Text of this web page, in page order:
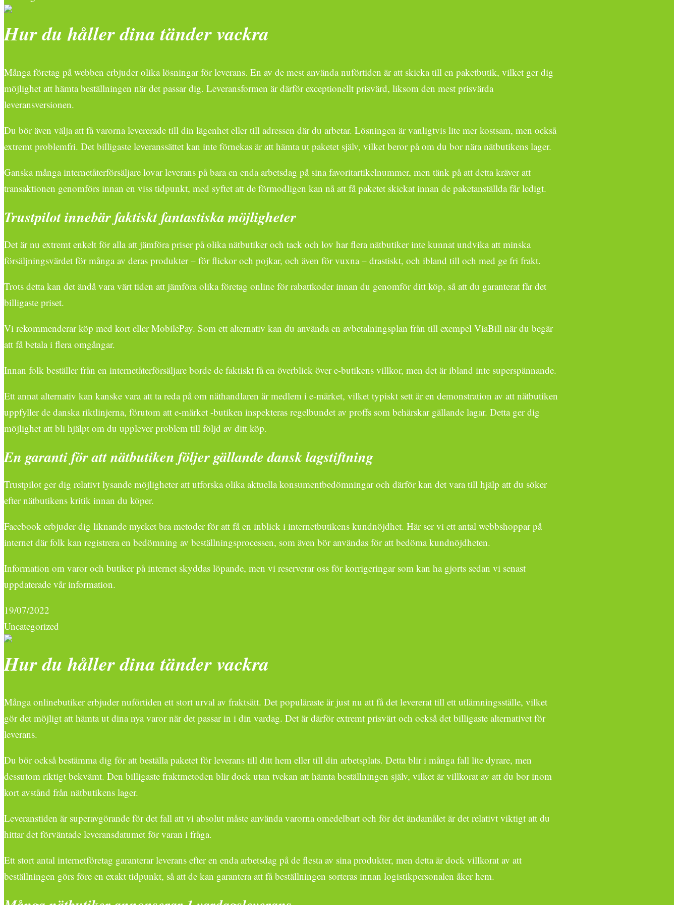
Hur du håller dina tänder vackra
Många företag på webben erbjuder olika lösningar för leverans. En av de mest använda nuförtiden är att skicka till en paketbutik, vilket ger dig
möjlighet att hämta beställningen när det passar dig. Leveransformen är därför exceptionellt prisvärd, liksom den mest prisvärda
leveransversionen.
Du bör även välja att få varorna levererade till din lägenhet eller till adressen där du arbetar. Lösningen är vanligtvis lite mer kostsam, men också
extremt problemfri. Det billigaste leveranssättet kan inte förnekas är att hämta ut paketet själv, vilket beror på om du bor nära nätbutikens lager.
Ganska många internetåterförsäljare lovar leverans på bara en enda arbetsdag på sina favoritartikelnummer, men tänk på att detta kräver att
transaktionen genomförs innan en viss tidpunkt, med syftet att de förmodligen kan nå att få paketet skickat innan de paketanställda får ledigt.
Trustpilot innebär faktiskt fantastiska möjligheter
Det är nu extremt enkelt för alla att jämföra priser på olika nätbutiker och tack och lov har flera nätbutiker inte kunnat undvika att minska
försäljningsvärdet för många av deras produkter – för flickor och pojkar, och även för vuxna – drastiskt, och ibland till och med ge fri frakt.
Trots detta kan det ändå vara värt tiden att jämföra olika företag online för rabattkoder innan du genomför ditt köp, så att du garanterat får det
billigaste priset.
Vi rekommenderar köp med kort eller MobilePay. Som ett alternativ kan du använda en avbetalningsplan från till exempel ViaBill när du begär
att få betala i flera omgångar.
Innan folk beställer från en internetåterförsäljare borde de faktiskt få en överblick över e-butikens villkor, men det är ibland inte superspännande.
Ett annat alternativ kan kanske vara att ta reda på om näthandlaren är medlem i e-märket, vilket typiskt sett är en demonstration av att nätbutiken
uppfyller de danska riktlinjerna, förutom att e-märket -butiken inspekteras regelbundet av proffs som behärskar gällande lagar. Detta ger dig
möjlighet att bli hjälpt om du upplever problem till följd av ditt köp.
En garanti för att nätbutiken följer gällande dansk lagstiftning
Trustpilot ger dig relativt lysande möjligheter att utforska olika aktuella konsumentbedömningar och därför kan det vara till hjälp att du söker
efter nätbutikens kritik innan du köper.
Facebook erbjuder dig liknande mycket bra metoder för att få en inblick i internetbutikens kundnöjdhet. Här ser vi ett antal webbshoppar på
internet där folk kan registrera en bedömning av beställningsprocessen, som även bör användas för att bedöma kundnöjdheten.
Information om varor och butiker på internet skyddas löpande, men vi reserverar oss för korrigeringar som kan ha gjorts sedan vi senast
uppdaterade vår information.
19/07/2022
Uncategorized
Hur du håller dina tänder vackra
Många onlinebutiker erbjuder nuförtiden ett stort urval av fraktsätt. Det populäraste är just nu att få det levererat till ett utlämningsställe, vilket
gör det möjligt att hämta ut dina nya varor när det passar in i din vardag. Det är därför extremt prisvärt och också det billigaste alternativet för
leverans.
Du bör också bestämma dig för att beställa paketet för leverans till ditt hem eller till din arbetsplats. Detta blir i många fall lite dyrare, men
dessutom riktigt bekvämt. Den billigaste fraktmetoden blir dock utan tvekan att hämta beställningen själv, vilket är villkorat av att du bor inom
kort avstånd från nätbutikens lager.
Leveranstiden är superavgörande för det fall att vi absolut måste använda varorna omedelbart och för det ändamålet är det relativt viktigt att du
hittar det förväntade leveransdatumet för varan i fråga.
Ett stort antal internetföretag garanterar leverans efter en enda arbetsdag på de flesta av sina produkter, men detta är dock villkorat av att
beställningen görs före en exakt tidpunkt, så att de kan garantera att få beställningen sorteras innan logistikpersonalen åker hem.